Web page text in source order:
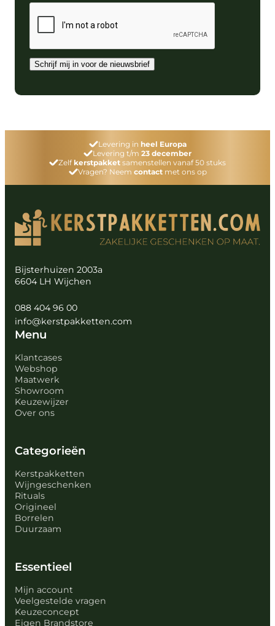
mailadres
Schrijf mij in voor de nieuwsbrief
Levering in heel Europa
Levering t/m 23 december
Zelf kerstpakket samenstellen vanaf 50 stuks
Vragen? Neem contactmet ons op
Bijsterhuizen 2003a
6604 LH Wijchen
088 404 96 00
info@kerstpakketten.com
Menu
Klantcases
Webshop
Maatwerk
Showroom
Keuzewijzer
Over ons
Categorieën
Kerstpakketten
Wijngeschenken
Rituals
Origineel
Borrelen
Duurzaam
Essentieel
Mijn account
Veelgestelde vragen
Keuzeconcept
Eigen Brandstore